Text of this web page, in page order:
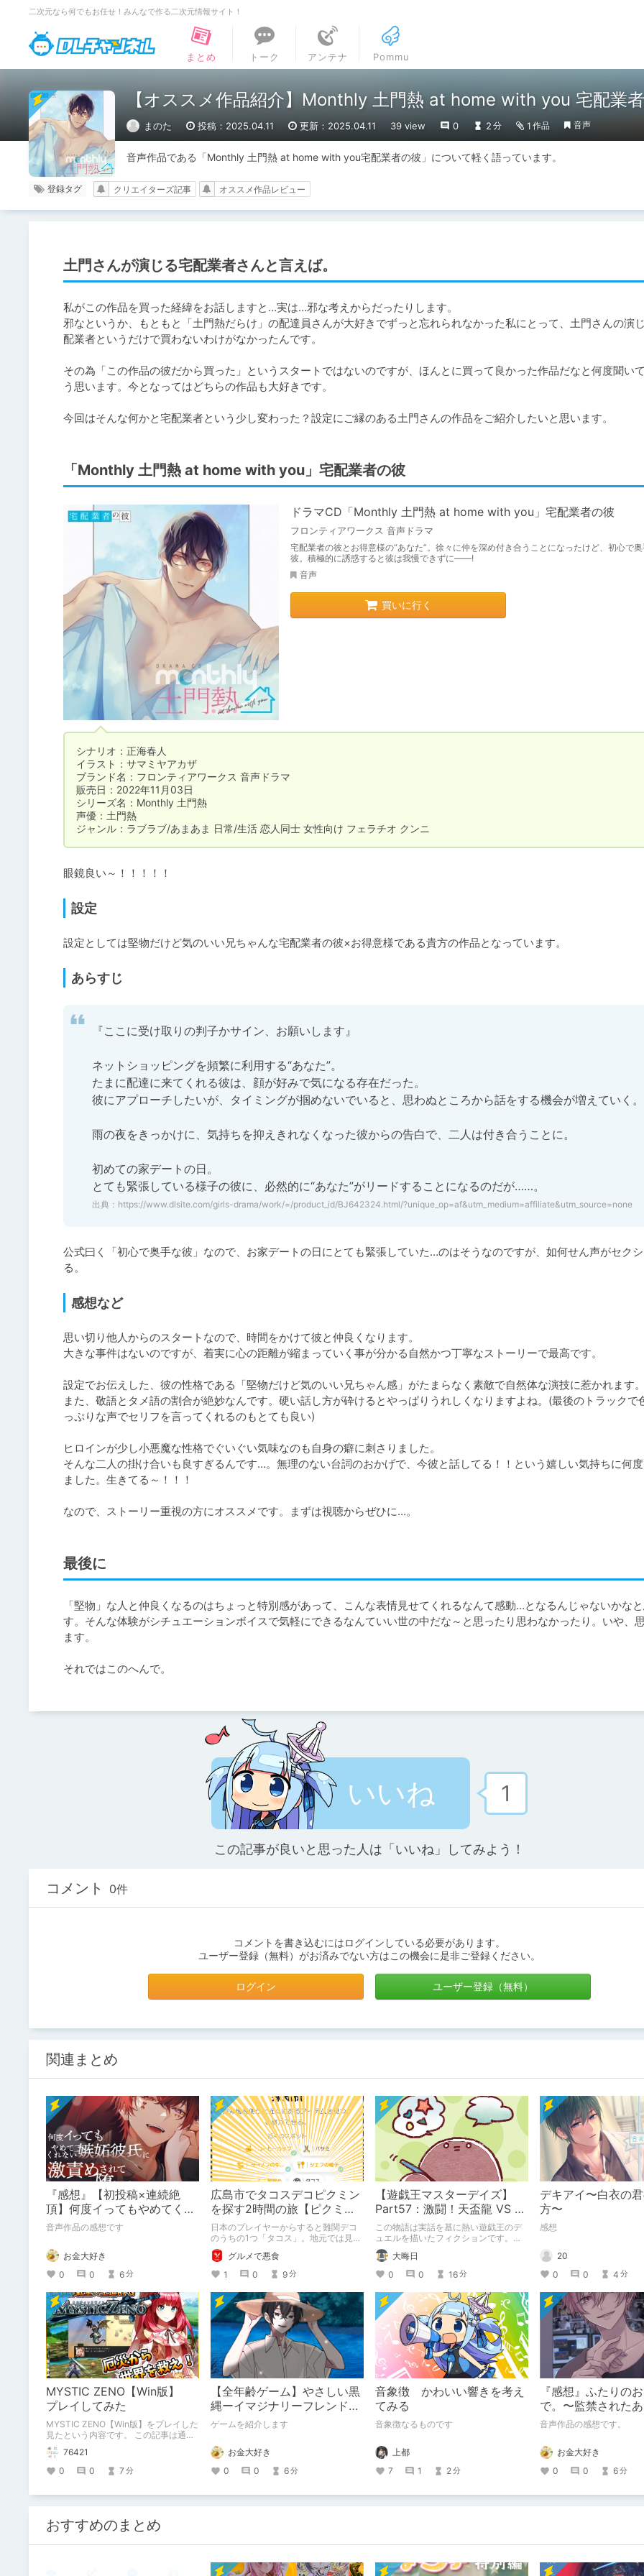
二次元なら何でもお任せ！みんなで作る二次元情報サイト！
DLチャンネル
まとめ
トーク アンテナ Pommu
【オススメ作品紹介】Monthly 土門熱 at home with you 宅配業
まのた 投稿：2025.04.11 更新：2025.04.11 39 view 0 2 分 1 作品 音声
音声作品である「Monthly 土門熱 at home with you宅配業者の彼」について軽く語っています。
登録タグ クリエイターズ記事 オススメ作品レビュー
土門さんが演じる宅配業者さんと言えば。
私がこの作品を買った経緯をお話しますと…実は…邪な考えからだったりします。
邪なというか、もともと「土門熱だらけ」の配達員さんが大好きでずっと忘れられなかった私にとって、土門さんの演
配業者というだけで買わないわけがなかったんです。
その為「この作品の彼だから買った」というスタートではないのですが、ほんとに買って良かった作品だなと何度聞い
う思います。今となってはどちらの作品も大好きです。
今回はそんな何かと宅配業者という少し変わった？設定にご縁のある土門さんの作品をご紹介したいと思います。
「Monthly 土門熱 at home with you」宅配業者の彼
ドラマCD「Monthly 土門熱 at home with you」宅配業者の彼
フロンティアワークス 音声ドラマ
宅配業者の彼とお得意様の“あなた”。徐々に仲を深め付き合うことになったけど、初心で
彼。積極的に誘惑すると彼は我慢できずに――!
音声
買いに行く
シナリオ：正海春人
イラスト：サマミヤアカザ
ブランド名：フロンティアワークス 音声ドラマ
販売日：2022年11月03日
シリーズ名：Monthly 土門熱
声優：土門熱
ジャンル：ラブラブ/あまあま 日常/生活 恋人同士 女性向け フェラチオ クンニ
眼鏡良い～！！！！！
設定
設定としては堅物だけど気のいい兄ちゃんな宅配業者の彼×お得意様である貴方の作品となっています。
あらすじ
『ここに受け取りの判子かサイン、お願いします』
ネットショッピングを頻繁に利用する“あなた”。
たまに配達に来てくれる彼は、顔が好みで気になる存在だった。
彼にアプローチしたいが、タイミングが掴めないでいると、思わぬところから話をする機会が増えていく。
雨の夜をきっかけに、気持ちを抑えきれなくなった彼からの告白で、二人は付き合うことに。
初めての家デートの日。
とても緊張している様子の彼に、必然的に“あなた”がリードすることになるのだが……。
出典： https://www.dlsite.com/girls-drama/work/=/product_id/BJ642324.html/?unique_op=af&utm_medium=affiliate&utm_source=none
公式曰く「初心で奥手な彼」なので、お家デートの日にとても緊張していた…のはそうなのですが、如何せん声がセク
る。
感想など
思い切り他人からのスタートなので、時間をかけて彼と仲良くなります。
大きな事件はないのですが、着実に心の距離が縮まっていく事が分かる自然かつ丁寧なストーリーで最高です。
設定でお伝えした、彼の性格である「堅物だけど気のいい兄ちゃん感」がたまらなく素敵で自然体な演技に惹かれます
また、敬語とタメ語の割合が絶妙なんです。硬い話し方が砕けるとやっぱりうれしくなりますよね。(最後のトラックで
っぷりな声でセリフを言ってくれるのもとても良い)
ヒロインが少し小悪魔な性格でぐいぐい気味なのも自身の癖に刺さりました。
そんな二人の掛け合いも良すぎるんです…。無理のない台詞のおかげで、今彼と話してる！！という嬉しい気持ちに何
ました。生きてる～！！！
なので、ストーリー重視の方にオススメです。まずは視聴からぜひに…。
最後に
「堅物」な人と仲良くなるのはちょっと特別感があって、こんな表情見せてくれるなんて感動…となるんじゃないかな
す。そんな体験がシチュエーションボイスで気軽にできるなんていい世の中だな～と思ったり思わなかったり。いや、
ます。
それではこのへんで。
いいね 1
この記事が良いと思った人は「いいね」してみよう！
コメント 0件
コメントを書き込むにはログインしている必要があります。
ユーザー登録（無料）がお済みでない方はこの機会に是非ご登録ください。
ログイン ユーザー登録（無料）
関連まとめ
『感想』【初投稿×連続絶
頂】何度イってもやめてくれ
ない嫉妬彼氏に激責めされて
音声作品の感想です
お金大好き
0
0 6分
広島市でタコスデコピクミン
を探す2時間の旅【ピクミン
ブルーム / Pikmin Bloom】
日本のプレイヤーからすると難関デコ
のうちの1つ「タコス」。地元では見つ
けられなかった男が広島で探す旅をお
送りします。ねくすと5月のテーマ「お
出かけの記録」。
グルメで悪食
1
0 9分
【遊戯王マスターデイズ】
Part57：激闘！天盃龍 VS 千
年D【架空デュエル】
この物語は実話を基に熱い遊戯王のデ
ュエルを描いたフィクションです。
（自分用メモ：2025-05-14）
大晦日
0
0 16分
デキアイ〜白衣の
方〜
感想
20
0
0 4 分
MYSTIC ZENO【Win版】
プレイしてみた
MYSTIC ZENO【Win版】をプレイした
見たという内容です。 この記事は通常
のクリエイターズ記事です。
76421
0
0 7 分
【全年齢ゲーム】やさしい黒
縄ーイマジナリーフレンドの
「彼」と過ごすおぼんやすみ
ゲームを紹介します
お金大好き
0
0 6分
音象徴 かわいい響きを考え
てみる
音象徴なるものです
上都
7
1 2分
『感想』ふたりの
で。〜監禁された
路〜【がるまに限
音声作品の感想です。
お金大好き
0
0 6分
おすすめのまとめ